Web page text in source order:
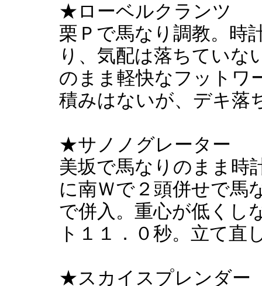
★ローベルクランツ
栗Ｐで馬なり調教。時
り、気配は落ちていな
のまま軽快なフットワ
積みはないが、デキ落
★サノノグレーター
美坂で馬なりのまま時
に南Ｗで２頭併せで馬
で併入。重心が低くし
ト１１．０秒。立て直
★スカイスプレンダー